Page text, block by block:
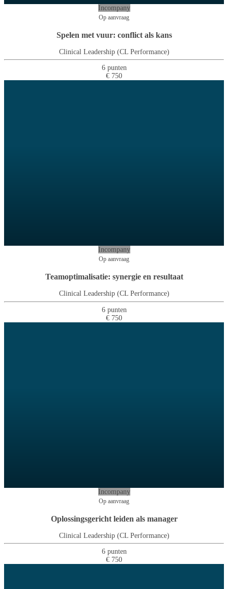
Incompany
Op aanvraag
Spelen met vuur: conflict als kans
Clinical Leadership (CL Performance)
6 punten
€ 750
Incompany
Op aanvraag
Teamoptimalisatie: synergie en resultaat
Clinical Leadership (CL Performance)
6 punten
€ 750
Incompany
Op aanvraag
Oplossingsgericht leiden als manager
Clinical Leadership (CL Performance)
6 punten
€ 750